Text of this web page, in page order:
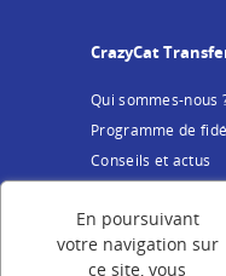
CrazyCat
Qui sommes-nous
Programme de
Conseils et actus
Mentions légales
En poursuivant
votre navigation sur
ce site, vous